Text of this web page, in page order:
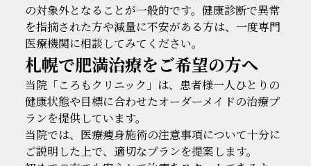
の対象外となることが一般的です。健康診断で異常
を指摘された方や減量に不安がある方は、一度専門
医療機関に相談してみてください。
札幌で肥満治療をご希望の方へ
当院「ころもクリニック」は、患者様一人ひとりの
健康状態や目標に合わせたオーダーメイドの治療プ
ランを提供しています。
当院では、医療痩身施術の注意事項について十分に
ご説明した上で、適切なプランを提案します。